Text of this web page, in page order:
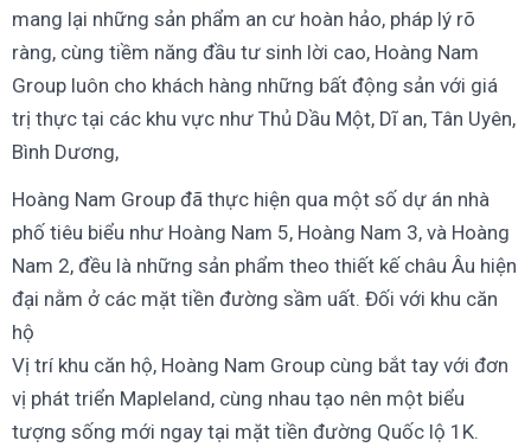
mang lại những sản phẩm an cư hoàn hảo, pháp lý rõ
ràng, cùng tiềm năng đầu tư sinh lời cao, Hoàng Nam
Group luôn cho khách hàng những bất động sản với giá
trị thực tại các khu vực như Thủ Dầu Một, Dĩ an, Tân Uyên,
Bình Dương,
Hoàng Nam Group đã thực hiện qua một số dự án nhà
phố tiêu biểu như Hoàng Nam 5, Hoàng Nam 3, và Hoàng
Nam 2, đều là những sản phẩm theo thiết kế châu Âu hiện
đại nằm ở các mặt tiền đường sầm uất. Đối với khu căn
hộ
Vị trí khu căn hộ, Hoàng Nam Group cùng bắt tay với đơn
vị phát triển Mapleland, cùng nhau tạo nên một biểu
tượng sống mới ngay tại mặt tiền đường Quốc lộ 1K.